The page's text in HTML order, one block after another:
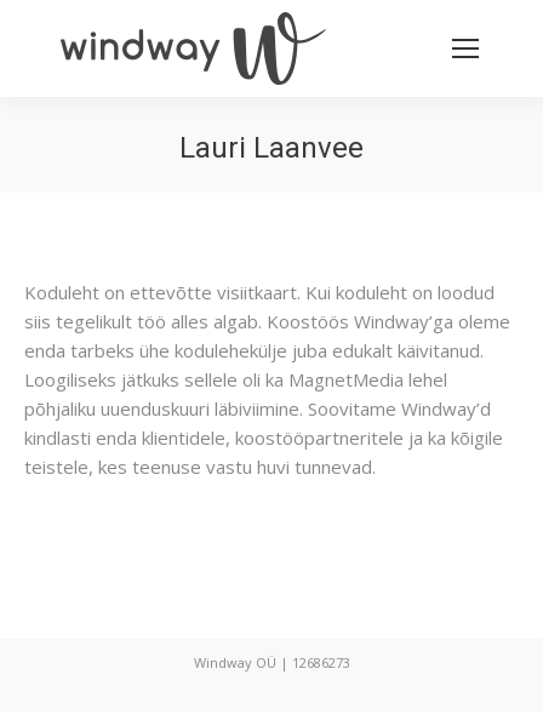
Lauri Laanvee
Koduleht on ettevõtte visiitkaart. Kui koduleht on loodud
siis tegelikult töö alles algab. Koostöös Windway’ga oleme
enda tarbeks ühe kodulehekülje juba edukalt käivitanud.
Loogiliseks jätkuks sellele oli ka MagnetMedia lehel
põhjaliku uuenduskuuri läbiviimine. Soovitame Windway’d
kindlasti enda klientidele, koostööpartneritele ja ka kõigile
teistele, kes teenuse vastu huvi tunnevad.
Windway OÜ | 12686273